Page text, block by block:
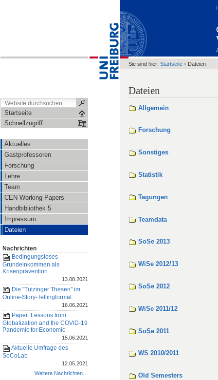
Startseite
Schnellzugriff
Aktuelles
Gastprofessoren
Forschung
Lehre
Team
CEN Working Papers
Handbibliothek 5
Impressum
Dateien
Nachrichten
Bedingungsloses
Grundeinkommen als
Krisenprävention
13.08.2021
Die "Tutzinger Thesen" im
Online-Story-Tellingformat
16.06.2021
Paper: Lessons from
Globalization and the COVID-19
Pandemic for Economic
15.06.2021
Aktuelle Umfrage des
SoCoLab
12.05.2021
Weitere Nachrichten…
Sie sind hier: Startseite › Dateien
Dateien
Allgemein
Forschung
Sonstiges
Statistik
Tagungen
Teamdata
SoSe 2013
WiSe 2012/13
SoSe 2012
WiSe 2011/12
SoSe 2011
WS 2010/2011
Old Semesters